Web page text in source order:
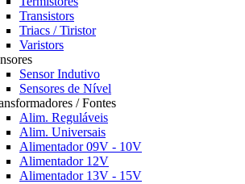
Transistors
Triacs / Tiristor
Varistors
Sensor Indutivo
Sensores de Nível
/ Fontes
Alim. Reguláveis
Alim. Universais
Alimentador 09V - 10V
Alimentador 12V
Alimentador 13V - 15V